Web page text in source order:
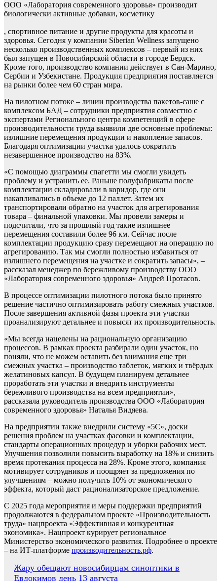
ООО «Лаборатория современного здоровья» производит
биологически активные добавки, косметику
, спортивное питание и другие продукты для красоты и
здоровья. Сегодня у компании Siberian Wellness запущено
несколько производственных комплексов – первый из них
был запущен в Новосибирской области в городе Бердск.
Кроме того, производство компании действует в Сан-Марино,
Сербии и Узбекистане. Продукция предприятия поставляется
на рынки более чем 60 стран мира.
На пилотном потоке – линии производства пакетов-саше с
комплексом БАД – сотрудники предприятия совместно с
экспертами Регионального центра компетенций в сфере
производительности труда выявили две основные проблемы:
излишние перемещения продукции и накопление запасов.
Благодаря оптимизации участка удалось сократить
незавершенное производство на 83%.
«С помощью диаграммы спагетти мы смогли увидеть
проблему и устранить ее. Раньше полуфабрикаты после
комплектации складировали в коридор, где они
накапливались в объеме до 12 паллет. Затем их
транспортировали обратно на участок для агрегирования
товара – финальной упаковки. Мы провели замеры и
подсчитали, что за прошлый год такие излишнее
перемещения составили более 96 км. Сейчас после
комплектации продукцию сразу перемещают на операцию по
агрегированию. Так мы смогли полностью избавиться от
излишнего перемещения на участке и сократить запасы», –
рассказал менеджер по бережливому производству ООО
«Лаборатория современного здоровья» Андрей Протасов.
В процессе оптимизации пилотного потока было принято
решение частично оптимизировать работу смежных участков.
После завершения активной фазы проекта эти участки
проанализируют детальнее и повысят их производительность.
«Мы всегда нацелены на рациональную организацию
процессов. В рамках проекта разбирали один участок, но
поняли, что не можем оставить без внимания еще три
смежных участка – производство таблеток, мягких и твёрдых
желатиновых капсул. В будущем планируем детальнее
проработать эти участки и внедрить инструменты
бережливого производства на всем предприятии», –
рассказала руководитель производства ООО «Лаборатория
современного здоровья» Наталья Видяева.
На предприятии также внедрили систему «5С», доски
решения проблем на участках фасовки и комплектации,
стандарты операционных процедур и уборки рабочих мест.
Улучшения позволили повысить выработку на 18% и снизить
время протекания процесса на 28%. Кроме этого, компания
мотивирует сотрудников и поощряет за предложения по
улучшениям – можно получить 10% от экономического
эффекта, который даст рационализаторское предложение.
С 2025 года мероприятия и меры поддержки предприятий
продолжаются в федеральном проекте «Производительность
труда» нацпроекта «Эффективная и конкурентная
экономика». Нацпроект курирует региональное
Министерство экономического развития. Подробнее о проекте
– на ИТ-платформе производительность.рф.
Навигация
Жару обещают новосибирцам синоптики в
Евдокимов день 13 августа